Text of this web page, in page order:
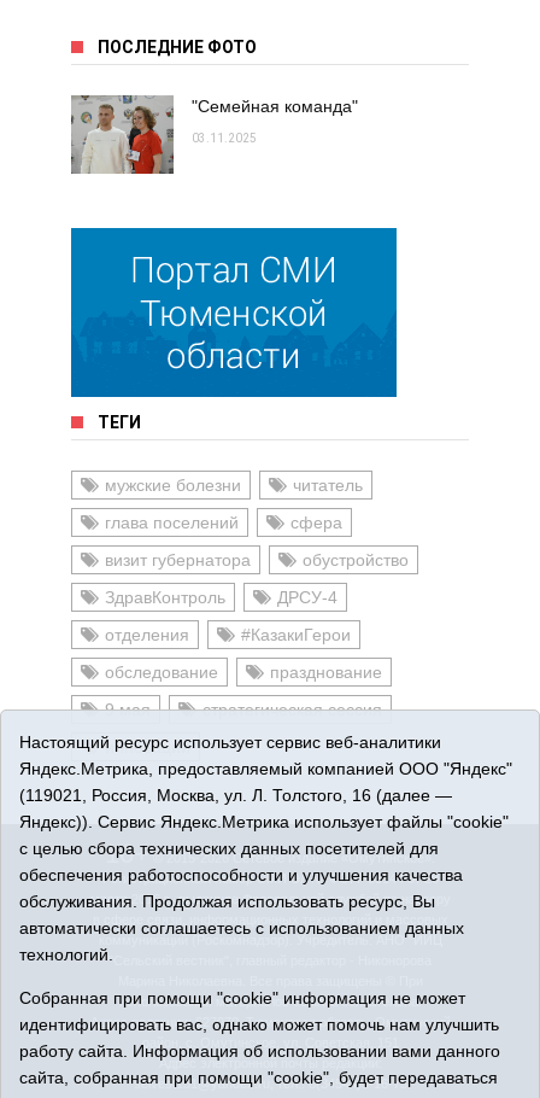
ПОСЛЕДНИЕ ФОТО
"Семейная команда"
03.11.2025
ТЕГИ
мужские болезни
читатель
глава поселений
сфера
визит губернатора
обустройство
ЗдравКонтроль
ДРСУ-4
отделения
#КазакиГерои
обследование
празднование
9 мая
стратегическая сессия
инновации
16+© 2015-2026 Сетевое издание «Омутинское».
Регистрационный номер СМИ Эл № ФС77-65144 от 28
марта 2016 г., выданное Федеральной службой по надзору
коммуникаций (Роскомнадзор). Учредитель: АНО "ИИЦ
"Сельский вестник", главный редактор - Никонорова
использовании материалов ссылка обязательна.
Адрес редакции: 627070, Тюменская область, Омутинский
район, с. Омутинское, ул. Советская, 151
Адрес электронной почты редакции:
selvest151@yandex.ru, тел.: 8(34544)3-16-73
Настоящий ресурс использует сервис веб-аналитики
Яндекс.Метрика, предоставляемый компанией ООО "Яндекс"
(119021, Россия, Москва, ул. Л. Толстого, 16 (далее —
Яндекс)). Сервис Яндекс.Метрика использует файлы "cookie"
с целью сбора технических данных посетителей для
обеспечения работоспособности и улучшения качества
обслуживания. Продолжая использовать ресурс, Вы
автоматически соглашаетесь с использованием данных
технологий.
Собранная при помощи "cookie" информация не может
идентифицировать вас, однако может помочь нам улучшить
работу сайта. Информация об использовании вами данного
сайта, собранная при помощи "cookie", будет передаваться